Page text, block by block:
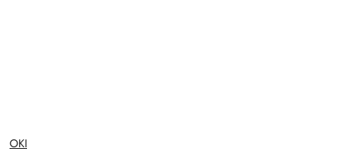
NAZWA
PRODUCENTA:
OKI